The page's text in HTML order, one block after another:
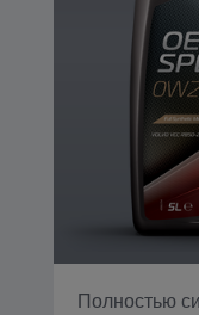
Полностью